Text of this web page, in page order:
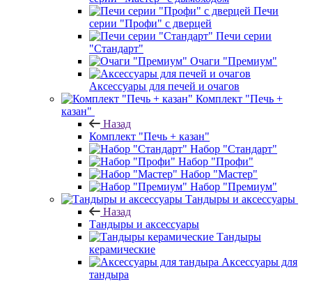
Печи
серии "Профи" с дверцей
Печи серии
"Стандарт"
Очаги "Премиум"
Аксессуары для печей и очагов
Комплект "Печь +
казан"
Назад
Комплект "Печь + казан"
Набор "Стандарт"
Набор "Профи"
Набор "Мастер"
Набор "Премиум"
Тандыры и аксессуары
Назад
Тандыры и аксессуары
Тандыры
керамические
Аксессуары для
тандыра